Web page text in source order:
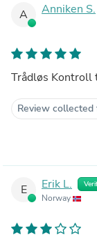
A Anniken S.
Trådløs Kontroll
Review collected
E Erik L.
Norway